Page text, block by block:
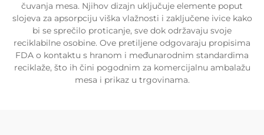
čuvanja mesa. Njihov dizajn uključuje elemente poput
slojeva za apsorpciju viška vlažnosti i zaključene ivice kako
bi se sprečilo proticanje, sve dok održavaju svoje
reciklabilne osobine. Ove pretiljene odgovaraju propisima
FDA o kontaktu s hranom i međunarodnim standardima
reciklaže, što ih čini pogodnim za komercijalnu ambalažu
mesa i prikaz u trgovinama.